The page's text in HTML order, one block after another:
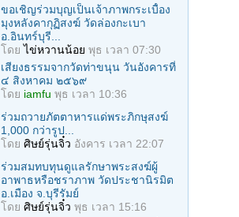
ขอเชิญร่วมบุญเป็นเจ้าภาพกระเบื้อง
มุงหลังคากุฏิสงฆ์ วัดล่องกะเบา
อ.อินทร์บุรี...
โดยไข่หวานน้อย พุธ เวลา 07:30
เสียงธรรมจากวัดท่าขนุน วันอังคารที่
๔ สิงหาคม ๒๕๖๙
โดย iamfu พุธ เวลา 10:36
ร่วมถวายภัตตาหารแด่พระภิกษุสงฆ์
1,000 กว่ารูป...
โดย ศิษย์รุ่นจิ๋ว อังคาร เวลา 22:07
ร่วมสมทบทุนดูแลรักษาพระสงฆ์ผู้
อาพาธหรือชราภาพ วัดประชานิรมิต
อ.เมือง จ.บุรีรัมย์
โดย ศิษย์รุ่นจิ๋ว พุธ เวลา 15:16